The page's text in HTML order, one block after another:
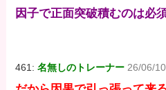
因子で正面突破積むのは必
461:名無しのトレーナー 26/06/